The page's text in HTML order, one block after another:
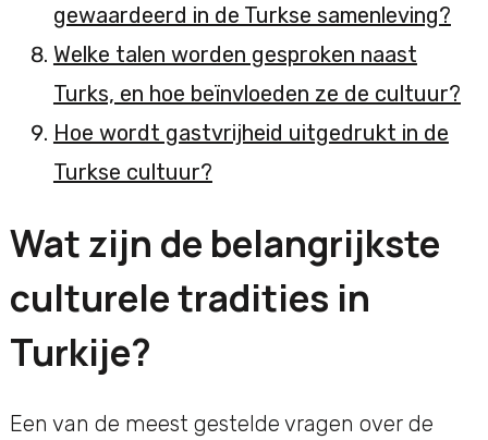
gewaardeerd in de Turkse samenleving?
Welke talen worden gesproken naast
Turks, en hoe beïnvloeden ze de cultuur?
Hoe wordt gastvrijheid uitgedrukt in de
Turkse cultuur?
Wat zijn de belangrijkste
culturele tradities in
Turkije?
Een van de meest gestelde vragen over de